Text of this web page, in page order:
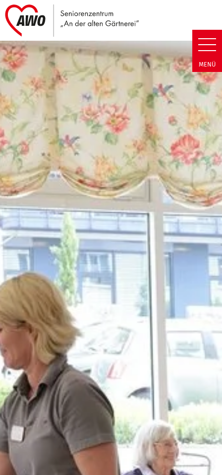
Seniorenzentrum An der
MENÜ